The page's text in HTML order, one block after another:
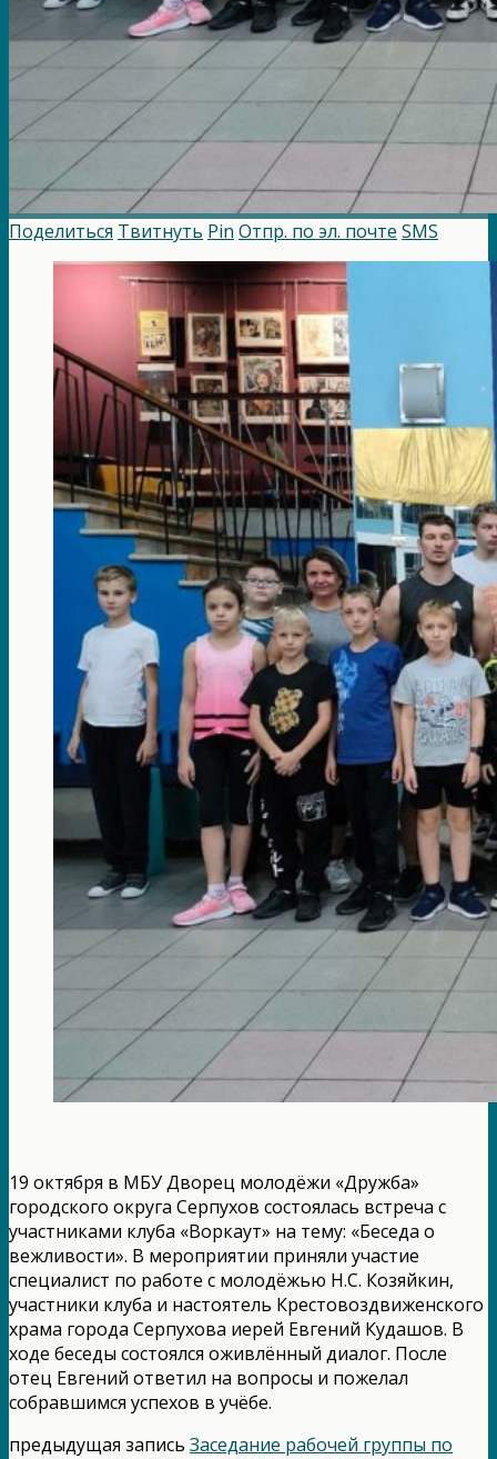
Поделиться Твитнуть Pin Отпр. по эл. почте SMS
19 октября в МБУ Дворец молодёжи «Дружба»
городского округа Серпухов состоялась встреча с
участниками клуба «Воркаут» на тему: «Беседа о
вежливости». В мероприятии приняли участие
специалист по работе с молодёжью Н.С. Козяйкин,
участники клуба и настоятель Крестовоздвиженского
храма города Серпухова иерей Евгений Кудашов. В
ходе беседы состоялся оживлённый диалог. После
отец Евгений ответил на вопросы и пожелал
собравшимся успехов в учёбе.
предыдущая запись Заседание рабочей группы по